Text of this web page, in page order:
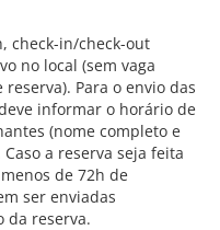
check-in/check-out
no local (sem vaga
Para o envio das
informar o horário de
(nome completo e
a reserva seja feita
de 72h de
ser enviadas
da reserva.